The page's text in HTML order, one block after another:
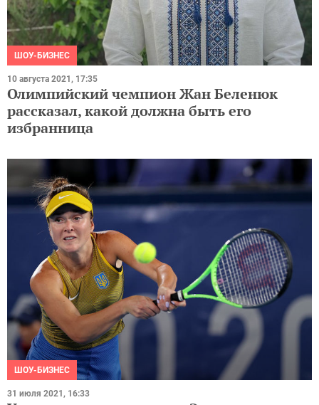
ШОУ-БИЗНЕС
10 августа 2021, 17:35
Олимпийский чемпион Жан Беленюк
рассказал, какой должна быть его
избранница
ШОУ-БИЗНЕС
31 июля 2021, 16:33